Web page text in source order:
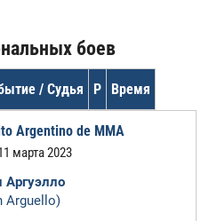
боев
/ Судья Р Время
Argentino de MMA
марта 2023
Аргуэлло
Arguello)